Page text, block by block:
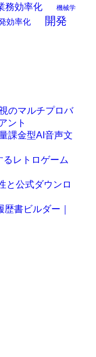
務効率化 機械学
効率化
開発
のマルチプロバ
ント
課金型AI音声文
レトロゲーム
と公式ダウンロ
書ビルダー｜